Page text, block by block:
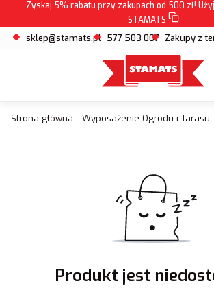
Zyskaj 5% rabatu przy zakupach od 500 zł!
STAMATS
sklep@stamats.pl 577 503 007 Zakupy z
Strona główna Wyposażenie Ogrodu i Tarasu
Produkt jest